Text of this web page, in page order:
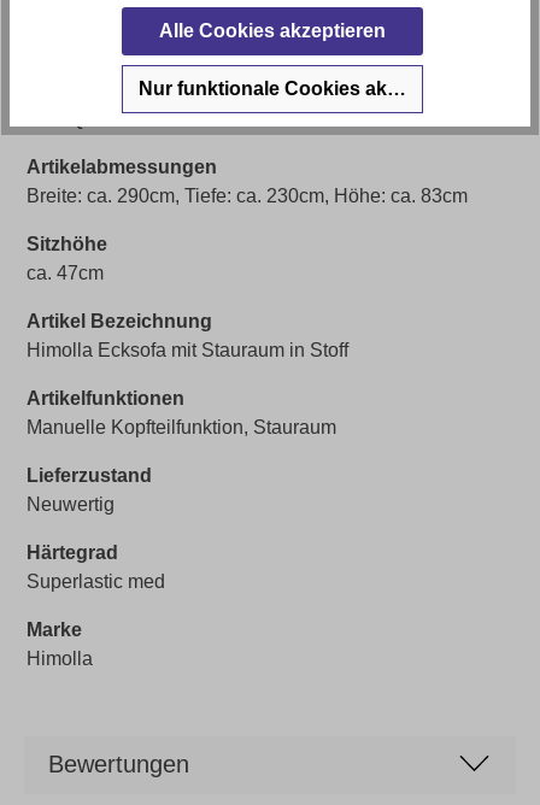
Sofort Lieferbar 🚚
Ja (solange Vorrat reicht)
Bezugsmaterial
Stoff Q2 muskat PG 24
Artikelabmessungen
Breite: ca. 290cm, Tiefe: ca. 230cm, Höhe: ca. 83cm
Sitzhöhe
ca. 47cm
Artikel Bezeichnung
Himolla Ecksofa mit Stauraum in Stoff
Artikelfunktionen
Manuelle Kopfteilfunktion, Stauraum
Lieferzustand
Neuwertig
Härtegrad
Superlastic med
Marke
Himolla
Bewertungen
Alle Cookies akzeptieren
Nur funktionale Cookies akzeptieren